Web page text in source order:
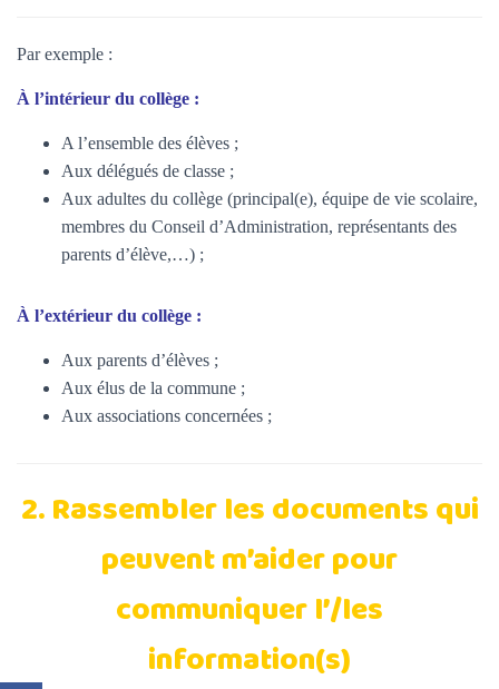
Par exemple :
À l’intérieur du collège :
A l’ensemble des élèves ;
Aux délégués de classe ;
Aux adultes du collège (principal(e), équipe de vie scolaire,
membres du Conseil d’Administration, représentants des
parents d’élève,…) ;
À l’extérieur du collège :
Aux parents d’élèves ;
Aux élus de la commune ;
Aux associations concernées ;
2. Rassembler les documents qui
peuvent m’aider pour
communiquer l’/les
information(s)